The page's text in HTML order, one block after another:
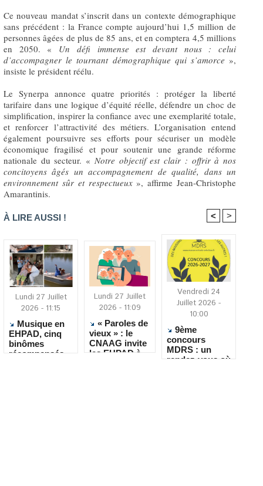
Ce nouveau mandat s’inscrit dans un contexte démographique
sans précédent : la France compte aujourd’hui 1,5 million de
personnes âgées de plus de 85 ans, et en comptera 4,5 millions
en 2050. « Un défi immense est devant nous : celui
d’accompagner le tournant démographique qui s’amorce »,
insiste le président réélu.
Le Synerpa annonce quatre priorités : protéger la liberté
tarifaire dans une logique d’équité réelle, défendre un choc de
simplification, inspirer la confiance avec une exemplarité totale,
et renforcer l’attractivité des métiers. L’organisation entend
également poursuivre ses efforts pour sécuriser un modèle
économique fragilisé et pour soutenir une grande réforme
nationale du secteur. « Notre objectif est clair : offrir à nos
concitoyens âgés un accompagnement de qualité, dans un
environnement sûr et respectueux», affirme Jean-Christophe
Amarantinis.
À LIRE AUSSI ! < >
Lundi 27 Juillet
2026 - 11:15
Musique en
EHPAD, cinq
binômes
récompensés
Lundi 27 Juillet
2026 - 11:09
« Paroles de
vieux » : le
CNAAG invite
les EHPAD à
Vendredi 24
Juillet 2026 -
10:00
9ème
concours
MDRS : un
rendez-vous où